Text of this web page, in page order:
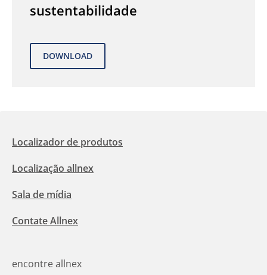
sustentabilidade
Localizador de produtos
Localização allnex
Sala de mídia
Contate Allnex
encontre allnex